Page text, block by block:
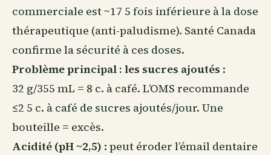
commerciale est ~17 5 fois inférieure à la dose
thérapeutique (anti-paludisme). Santé Canada
confirme la sécurité à ces doses.
Problème principal : les sucres ajoutés :
32 g/355 mL = 8 c. à café. L’OMS recommande
≤2 5 c. à café de sucres ajoutés/jour. Une
bouteille = excès.
Acidité (pH ~2,5) : peut éroder l’émail dentaire